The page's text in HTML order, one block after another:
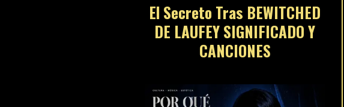
El Secreto Tras BEWITCHED
DE LAUFEY SIGNIFICADO Y
CANCIONES